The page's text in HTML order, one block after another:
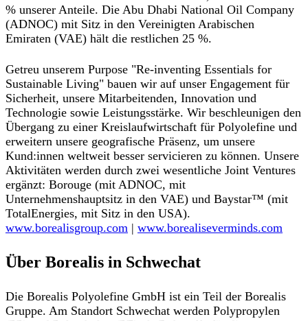
% unserer Anteile. Die Abu Dhabi National Oil Company
(ADNOC) mit Sitz in den Vereinigten Arabischen
Emiraten (VAE) hält die restlichen 25 %.
Getreu unserem Purpose "Re-inventing Essentials for
Sustainable Living" bauen wir auf unser Engagement für
Sicherheit, unsere Mitarbeitenden, Innovation und
Technologie sowie Leistungsstärke. Wir beschleunigen den
Übergang zu einer Kreislaufwirtschaft für Polyolefine und
erweitern unsere geografische Präsenz, um unsere
Kund:innen weltweit besser servicieren zu können. Unsere
Aktivitäten werden durch zwei wesentliche Joint Ventures
ergänzt: Borouge (mit ADNOC, mit
Unternehmenshauptsitz in den VAE) und Baystar™ (mit
TotalEnergies, mit Sitz in den USA).
www.borealisgroup.com | www.borealiseverminds.com
Über Borealis in Schwechat
Die Borealis Polyolefine GmbH ist ein Teil der Borealis
Gruppe. Am Standort Schwechat werden Polypropylen